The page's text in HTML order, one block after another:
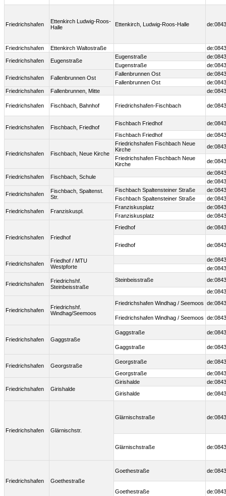
Friedrichshafen
Ettenkirch Ludwig-Roos-
Halle
Ettenkirch, Ludwig-Roos-Halle
Friedrichshafen Ettenkirch Waltostraße
Friedrichshafen Eugenstraße
Eugenstraße
Eugenstraße
Friedrichshafen Fallenbrunnen Ost
Fallenbrunnen Ost
Fallenbrunnen Ost
Friedrichshafen
Fallenbrunnen, Mitte
Friedrichshafen Fischbach, Bahnhof Friedrichshafen-Fischbach
Friedrichshafen Fischbach, Friedhof
Fischbach Friedhof
Fischbach Friedhof
Friedrichshafen Fischbach, Neue Kirche
Friedrichshafen Fischbach Neue
Kirche
Friedrichshafen Fischbach Neue
Kirche
Friedrichshafen Fischbach, Schule
Friedrichshafen
Fischbach, Spaltenst.
Str.
Fischbach Spaltensteiner Straße
Fischbach Spaltensteiner Straße
Friedrichshafen Franziskuspl.
Franziskusplatz
Franziskusplatz
Friedrichshafen Friedhof
Friedhof
Friedhof
Friedrichshafen
Friedhof / MTU
Westpforte
Friedrichshafen
Friedrichshf.
Steinbeisstraße
Steinbeisstraße
Friedrichshafen
Friedrichshf.
Windhag/Seemoos
Friedrichshafen Windhag / Seemoos
Friedrichshafen Windhag / Seemoos
Friedrichshafen Gaggstraße
Gaggstraße
Gaggstraße
Friedrichshafen Georgstraße
Georgstraße
Georgstraße
Friedrichshafen Girishalde
Girishalde
Girishalde
Friedrichshafen Glärnischstr.
Glärnischstraße
Glärnischstraße
Friedrichshafen Goethestraße
Goethestraße
Goethestraße